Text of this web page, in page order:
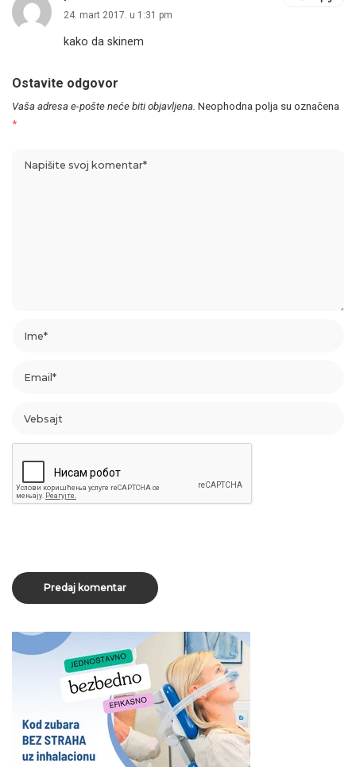
24. mart 2017. u 1:31 pm
kako da skinem
Ostavite odgovor
Vaša adresa e-pošte neće biti objavljena. Neophodna polja su označena
*